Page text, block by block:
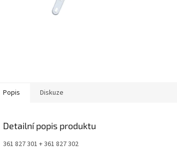
Popis Diskuze
Detailní popis produktu
361 827 301 + 361 827 302